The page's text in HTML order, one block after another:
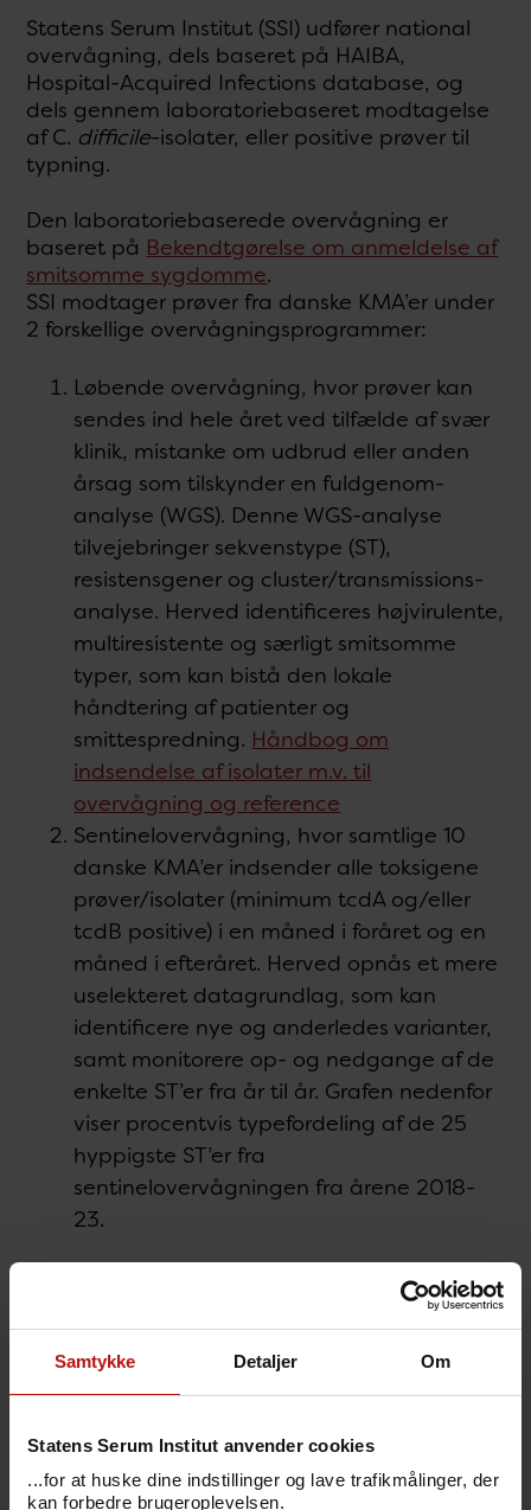
Samtykke Detaljer Om
Statens Serum Institut anvender cookies
...for at huske dine indstillinger og lave trafikmålinger, der
kan forbedre brugeroplevelsen.
Statens Serum Institut (SSI) udfører national
overvågning, dels baseret på HAIBA,
Hospital-Acquired Infections database, og
dels gennem laboratoriebaseret modtagelse
af C. difficile-isolater, eller positive prøver til
typning.
Den laboratoriebaserede overvågning er
baseret på Bekendtgørelse om anmeldelse af
smitsomme sygdomme.
SSI modtager prøver fra danske KMA’er under
2 forskellige overvågningsprogrammer:
Løbende overvågning, hvor prøver kan
sendes ind hele året ved tilfælde af svær
klinik, mistanke om udbrud eller anden
årsag som tilskynder en fuldgenom-
analyse (WGS). Denne WGS-analyse
tilvejebringer sekvenstype (ST),
resistensgener og cluster/transmissions-
analyse. Herved identificeres højvirulente,
multiresistente og særligt smitsomme
typer, som kan bistå den lokale
håndtering af patienter og
smittespredning. Håndbog om
indsendelse af isolater m.v. til
overvågning og reference
Sentinelovervågning, hvor samtlige 10
danske KMA’er indsender alle toksigene
prøver/isolater (minimum tcdA og/eller
tcdB positive) i en måned i foråret og en
måned i efteråret. Herved opnås et mere
uselekteret datagrundlag, som kan
identificere nye og anderledes varianter,
samt monitorere op- og nedgange af de
enkelte ST’er fra år til år. Grafen nedenfor
viser procentvis typefordeling af de 25
hyppigste ST’er fra
sentinelovervågningen fra årene 2018-
23.